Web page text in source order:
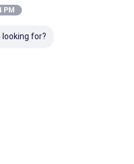
della finestra del LED
del palco
PM
looking for?